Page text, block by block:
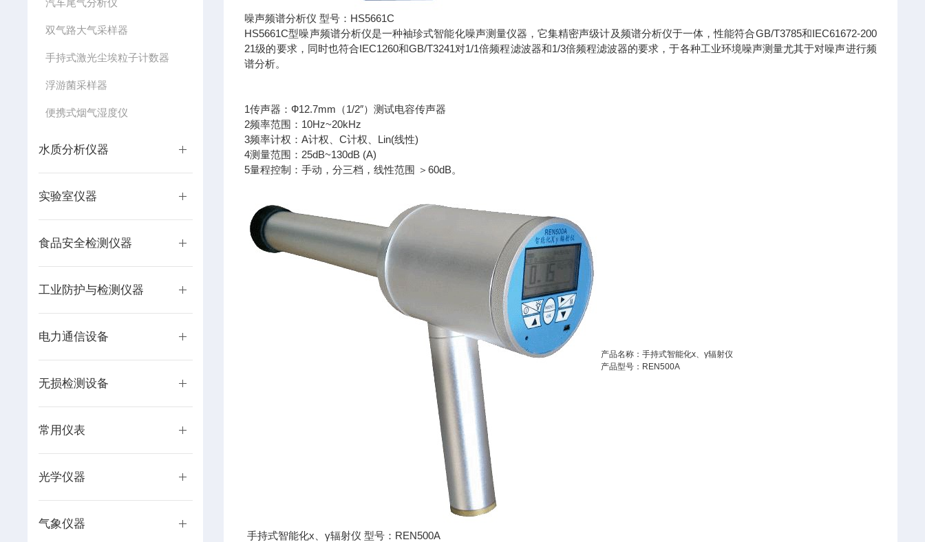
汽车尾气分析仪
双气路大气采样器
手持式激光尘埃粒子计数器
浮游菌采样器
便携式烟气湿度仪
水质分析仪器
实验室仪器
食品安全检测仪器
工业防护与检测仪器
电力通信设备
无损检测设备
常用仪表
光学仪器
气象仪器
噪声频谱分析仪 型号：HS5661C
HS5661C型噪声频谱分析仪是一种袖珍式智能化噪声测量仪器，它集精密声级计及频谱分析仪于一体，性能符合GB/T3785和IEC61672-200
21级的要求，同时也符合IEC1260和GB/T3241对1/1倍频程滤波器和1/3倍频程滤波器的要求，于各种工业环境噪声测量尤其于对噪声进行频
谱分析。
1传声器：Ф12.7mm（1/2″）测试电容传声器
2频率范围：10Hz~20kHz
3频率计权：A计权、C计权、Lin(线性)
4测量范围：25dB~130dB (A)
5量程控制：手动，分三档，线性范围 ＞60dB。
产品名称：手持式智能化х、γ辐射仪
产品型号：REN500A
手持式智能化х、γ辐射仪 型号：REN500A